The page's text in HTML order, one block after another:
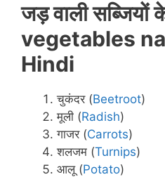
जड़ वाली सब्जियों
vegetables
Hindi
चुकंदर (Beetroot)
मूली (Radish)
गाजर (Carrots)
शलजम (Turnips)
आलू (Potato)